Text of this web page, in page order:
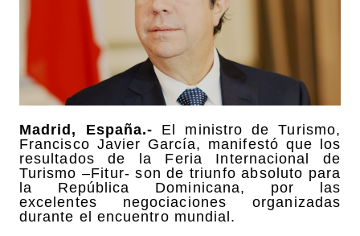
Madrid, España.- El ministro de Turismo,
Francisco Javier García, manifestó que los
resultados de la Feria Internacional de
Turismo –Fitur- son de triunfo absoluto para
la República Dominicana, por las
excelentes negociaciones organizadas
durante el encuentro mundial.